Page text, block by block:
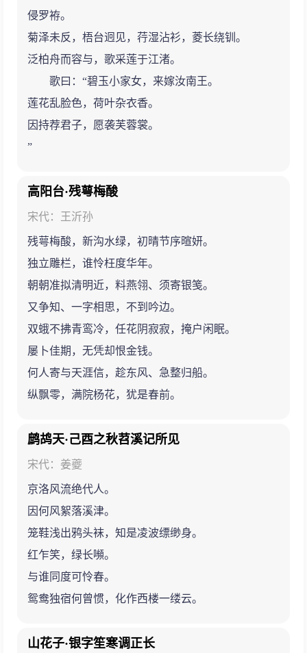
侵罗袸。
菊泽未反，梧台迥见，荇湿沾衫，菱长绕钏。
泛柏舟而容与，歌采莲于江渚。
歌曰：“碧玉小家女，来嫁汝南王。
莲花乱脸色，荷叶杂衣香。
因持荐君子，愿袭芙蓉裳。
”
高阳台·残萼梅酸
宋代：王沂孙
残萼梅酸，新沟水绿，初晴节序暄妍。
独立雕栏，谁怜枉度华年。
朝朝准拟清明近，料燕翎、须寄银笺。
又争知、一字相思，不到吟边。
双蛾不拂青鸾冷，任花阴寂寂，掩户闲眠。
屡卜佳期，无凭却恨金钱。
何人寄与天涯信，趁东风、急整归船。
纵飘零，满院杨花，犹是春前。
鹧鸪天·己酉之秋苕溪记所见
宋代：姜夔
京洛风流绝代人。
因何风絮落溪津。
笼鞋浅出鸦头袜，知是凌波缥缈身。
红乍笑，绿长嚬。
与谁同度可怜春。
鸳鸯独宿何曾惯，化作西楼一缕云。
山花子·银字笙寒调正长